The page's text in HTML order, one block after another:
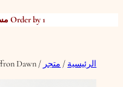
Order by 1 مساء نفس يوم التسليم
الرئيسية / متجر /
Dawn